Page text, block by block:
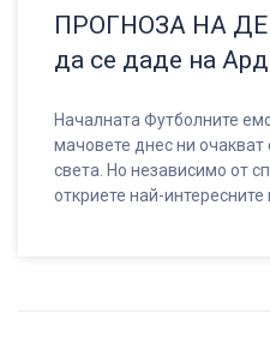
ПРОГНОЗА НА
да се даде на
Началната Футболните
мачовете днес ни
света. Но независимо от
откриете най-